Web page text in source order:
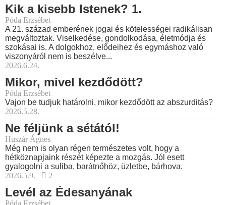
Kik a kisebb Istenek? 1.
Póda Erzsébet
A 21. század emberének jogai és kötelességei radikálisan
megváltoztak. Viselkedése, gondolkodása, életmódja és
szokásai is. A dolgokhoz, elődeihez és egymáshoz való
viszonyáról nem is beszélve...
2026.6.24.
Mikor, mivel kezdődött?
Póda Erzsébet
Vajon be tudjuk határolni, mikor kezdődött az abszurditás?
2026.5.28.
Ne féljünk a sétától!
Huszár Ágnes
Még nem is olyan régen természetes volt, hogy a
hétköznapjaink részét képezte a mozgás. Jól esett
gyalogolni a suliba, barátnőhöz, üzletbe, bárhova.
2026.5.9.
2
Levél az Édesanyának